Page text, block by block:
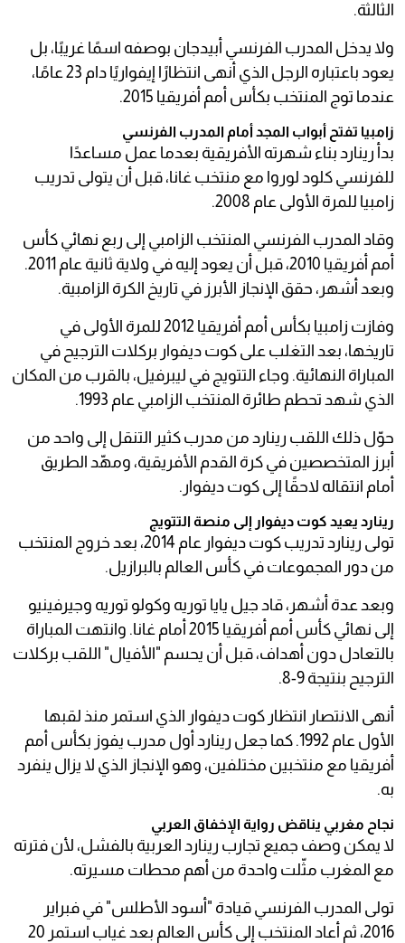
الثالثة.
ولا يدخل المدرب الفرنسي أبيدجان بوصفه اسمًا غريبًا، بل
يعود باعتباره الرجل الذي أنهى انتظارًا إيفواريًا دام 23 عامًا،
عندما توج المنتخب بكأس أمم أفريقيا 2015.
زامبيا تفتح أبواب المجد أمام المدرب الفرنسي
بدأ رينارد بناء شهرته الأفريقية بعدما عمل مساعدًا
للفرنسي كلود لوروا مع منتخب غانا، قبل أن يتولى تدريب
زامبيا للمرة الأولى عام 2008.
وقاد المدرب الفرنسي المنتخب الزامبي إلى ربع نهائي كأس
أمم أفريقيا 2010، قبل أن يعود إليه في ولاية ثانية عام 2011.
وبعد أشهر، حقق الإنجاز الأبرز في تاريخ الكرة الزامبية.
وفازت زامبيا بكأس أمم أفريقيا 2012 للمرة الأولى في
تاريخها، بعد التغلب على كوت ديفوار بركلات الترجيح في
المباراة النهائية. وجاء التتويج في ليبرفيل، بالقرب من المكان
الذي شهد تحطم طائرة المنتخب الزامبي عام 1993.
حوّل ذلك اللقب رينارد من مدرب كثير التنقل إلى واحد من
أبرز المتخصصين في كرة القدم الأفريقية، ومهّد الطريق
أمام انتقاله لاحقًا إلى كوت ديفوار.
رينارد يعيد كوت ديفوار إلى منصة التتويج
تولى رينارد تدريب كوت ديفوار عام 2014، بعد خروج المنتخب
من دور المجموعات في كأس العالم بالبرازيل.
وبعد عدة أشهر، قاد جيل يايا توريه وكولو توريه وجيرفينيو
إلى نهائي كأس أمم أفريقيا 2015 أمام غانا. وانتهت المباراة
بالتعادل دون أهداف، قبل أن يحسم "الأفيال" اللقب بركلات
الترجيح بنتيجة 9-8.
أنهى الانتصار انتظار كوت ديفوار الذي استمر منذ لقبها
الأول عام 1992. كما جعل رينارد أول مدرب يفوز بكأس أمم
أفريقيا مع منتخبين مختلفين، وهو الإنجاز الذي لا يزال ينفرد
به.
نجاح مغربي يناقض رواية الإخفاق العربي
لا يمكن وصف جميع تجارب رينارد العربية بالفشل، لأن فترته
مع المغرب مثّلت واحدة من أهم محطات مسيرته.
تولى المدرب الفرنسي قيادة "أسود الأطلس" في فبراير
2016، ثم أعاد المنتخب إلى كأس العالم بعد غياب استمر 20